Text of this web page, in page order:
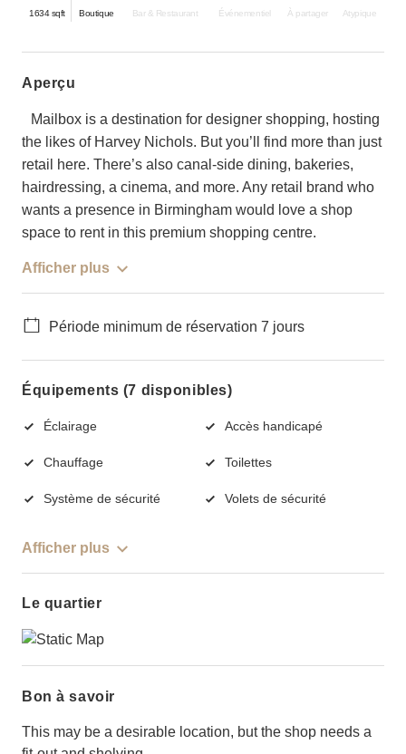
1634 sqft Boutique Bar & Restaurant Événementiel À partager Atypique
aperçu
Mailbox is a destination for designer shopping, hosting
the likes of Harvey Nichols. But you’ll find more than just
retail here. There’s also canal-side dining, bakeries,
hairdressing, a cinema, and more. Any retail brand who
wants a presence in Birmingham would love a shop
space to rent in this premium shopping centre.
Afficher plus
Période minimum de réservation 7 jours
Équipements (7 disponibles)
Éclairage Accès handicapé
Chauffage Toilettes
Système de sécurité Volets de sécurité
Afficher plus
Le quartier
Bon à savoir
This may be a desirable location, but the shop needs a